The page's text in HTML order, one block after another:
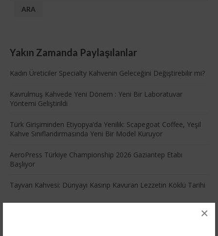
×
ARA
Yakın Zamanda Paylaşılanlar
Kadın Üreticiler Specialty Kahvenin Geleceğini Değiştirebilir mi?
Kavrulmuş Kahvede Yeni Dönem : Yeni Bir Laboratuvar
Yöntemi Geliştirildi
Türk Girişiminden Etiyopya’da Yenilik: Scapegoat Coffee, Yeşil
Kahve Sınıflandırmasında Yeni Bir Model Kuruyor
AeroPress Türkiye Championship 2026 Gaziantep Etabı
Başlıyor
Tayvan Kahvesi: Dünyayı Kasırıp Kavuran Lezzetin Köklü Tarihi